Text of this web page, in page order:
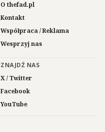
O thefad.pl
Kontakt
Współpraca / Reklama
Wesprzyj nas
ZNAJDŹ NAS
X / Twitter
Facebook
YouTube